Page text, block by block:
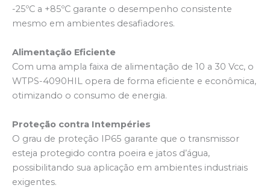
-25ºC a +85ºC garante o desempenho consistente
mesmo em ambientes desafiadores.
Alimentação Eficiente
Com uma ampla faixa de alimentação de 10 a 30 Vcc, o
WTPS-4090HIL opera de forma eficiente e econômica,
otimizando o consumo de energia.
Proteção contra Intempéries
O grau de proteção IP65 garante que o transmissor
esteja protegido contra poeira e jatos d’água,
possibilitando sua aplicação em ambientes industriais
exigentes.